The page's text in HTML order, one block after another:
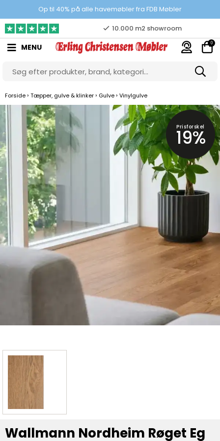
Op til 40% på alle havemøbler fra FDB Møbler
Prisgaranti
10.000 m2 showroom
Gratis & gode parkeringsforhold
MENU 0
Forside › Tæpper, gulve & klinker › Gulve › Vinylgulve
Prisforskel
19%
Wallmann Nordheim Røget Eg